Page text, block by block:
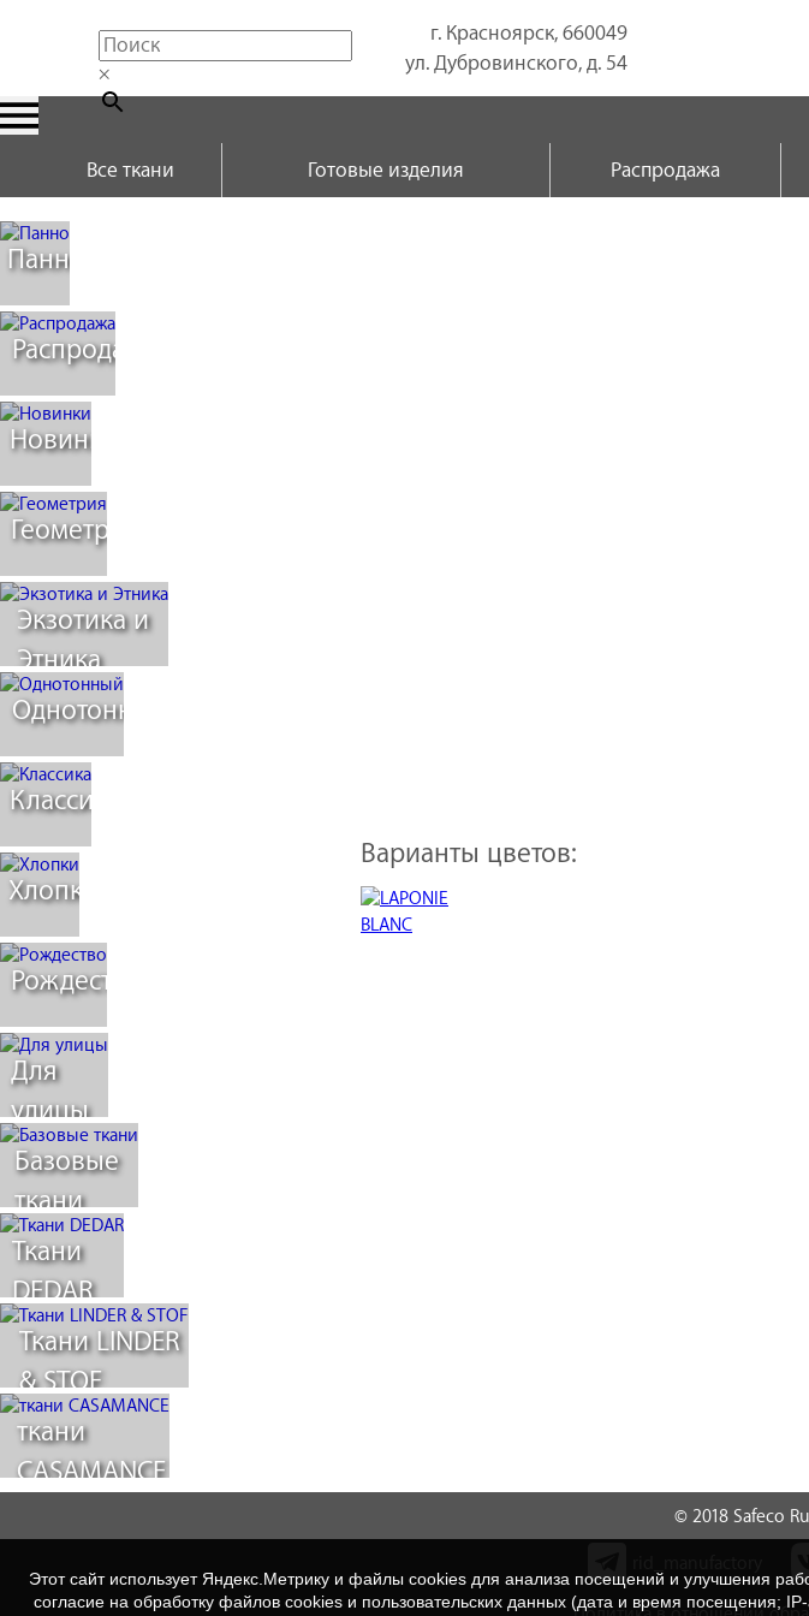
×
г. Красноярск, 660049
ул. Дубровинского, д. 54
Все ткани Готовые изделия Распродажа
Варианты цветов:
Панно
Распродажа
Новинки
Геометрия
Экзотика и
Этника
Однотонный
Классика
Хлопки
Рождество
Для
улицы
Базовые
ткани
Ткани
DEDAR
Ткани LINDER
& STOF
ткани
CASAMANCE
© 2018 Safeco
Этот сайт использует Яндекс.Метрику и файлы cookies для анализа посещений и улучшения
согласие на обработку файлов cookies и пользовательских данных (дата и время посещения;